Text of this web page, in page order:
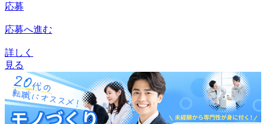
応募
応募へ進む
詳しく
見る